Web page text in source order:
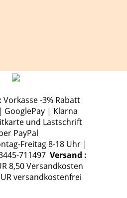
Vorkasse -3% Rabatt
GooglePay | Klarna
und Lastschrift
PayPal
Freitag 8-18 Uhr |
711497 Versand :
8,50 Versandkosten
versandkostenfrei